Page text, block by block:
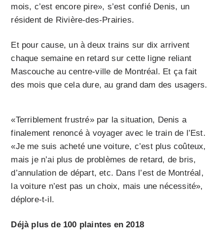
mois, c’est encore pire», s’est confié Denis, un
résident de Rivière-des-Prairies.
Et pour cause, un à deux trains sur dix arrivent
chaque semaine en retard sur cette ligne reliant
Mascouche au centre-ville de Montréal. Et ça fait
des mois que cela dure, au grand dam des usagers.
«Terriblement frustré» par la situation, Denis a
finalement renoncé à voyager avec le train de l’Est.
«Je me suis acheté une voiture, c’est plus coûteux,
mais je n’ai plus de problèmes de retard, de bris,
d’annulation de départ, etc. Dans l’est de Montréal,
la voiture n’est pas un choix, mais une nécessité»,
déplore-t-il.
Déjà plus de 100 plaintes en 2018